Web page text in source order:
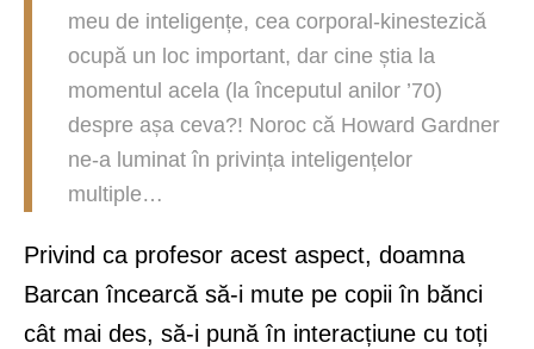
meu de inteligențe, cea corporal-kinestezică
ocupă un loc important, dar cine știa la
momentul acela (la începutul anilor ’70)
despre așa ceva?! Noroc că Howard Gardner
ne-a luminat în privința inteligențelor
multiple…
Privind ca profesor acest aspect, doamna
Barcan încearcă să-i mute pe copii în bănci
cât mai des, să-i pună în interacțiune cu toți